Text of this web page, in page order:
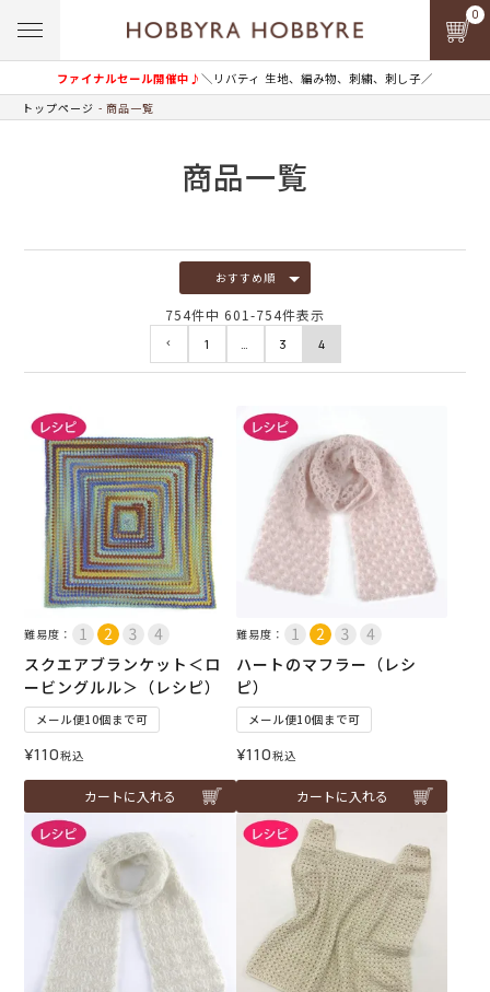
ファイナルセール開催中♪＼リバティ 生地、編み物、刺繍、刺し子／
0
トップページ 商品一覧
商品一覧
おすすめ順
754件中 601 -754件表示
1 3 4
難易度：
スクエアブランケット＜ロ
ービングルル＞（レシピ）
メール便10個まで可
¥110税込
カートに入れる
難易度：
ハートのマフラー（レシ
ピ）
メール便10個まで可
¥110税込
カートに入れる